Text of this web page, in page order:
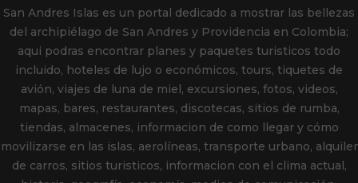
San Andres Islas es un portal dedicado a mostrar las bellezas
del archipiélago de San Andres y Providencia en Colombia;
aqui podras encontrar planes y paquetes turisticos todo
incluido, hoteles de lujo o económicos, tours, tiquetes de
avión, viajes de luna de miel, excursiones, fotos, videos,
mapas, bares, restaurantes, discotecas, sitios de rumba,
tiendas, almacenes, informacion de como llegar y cómo
movilizarse en las islas, aerolíneas, transporte urbano, alquiler
de carros, sitios turisticos, informacion con el clima actual,